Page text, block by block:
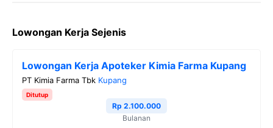
c
i
t
e
r
l
g
r
a
s
A
p
L
i
n
Lowongan Kerja Sejenis
Lowongan Kerja Apoteker Kimia Farma Kupang
PT Kimia Farma Tbk Kupang
Ditutup
Rp 2.100.000
Bulanan